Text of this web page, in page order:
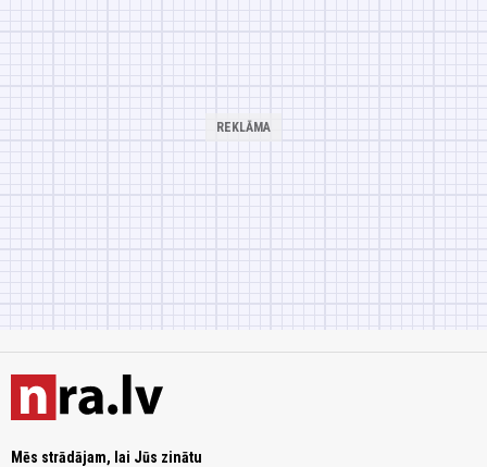
Mēs strādājam, lai Jūs zinātu